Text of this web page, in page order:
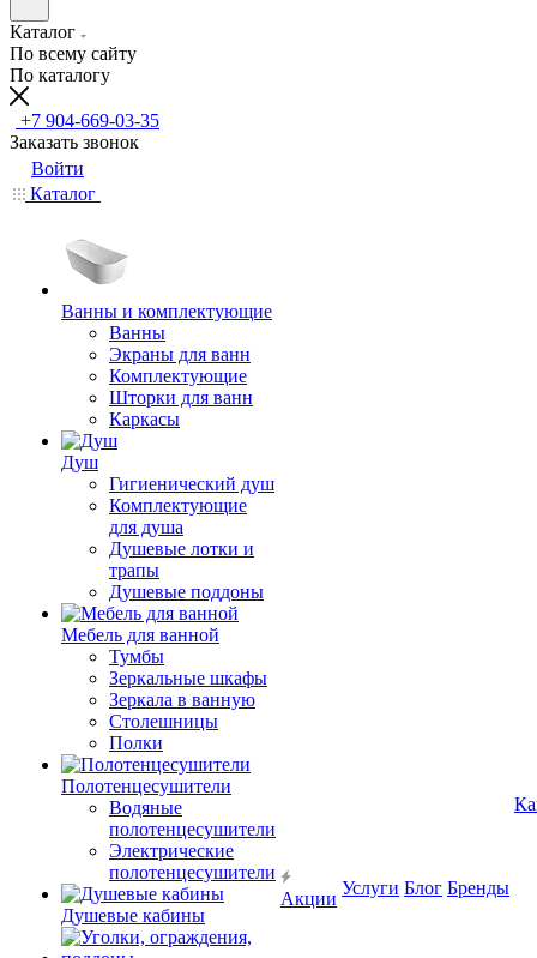
Каталог
По всему сайту
По каталогу
+7 904-669-03-35
Заказать звонок
Войти
Каталог
Ванны и комплектующие
Ванны
Экраны для ванн
Комплектующие
Шторки для ванн
Каркасы
Душ
Гигиенический душ
Комплектующие
для душа
Душевые лотки и
трапы
Душевые поддоны
Мебель для ванной
Тумбы
Зеркальные шкафы
Зеркала в ванную
Столешницы
Полки
Полотенцесушители
Водяные
полотенцесушители
Электрические
полотенцесушители
Душевые кабины
Акции
Услуги Блог Бренды